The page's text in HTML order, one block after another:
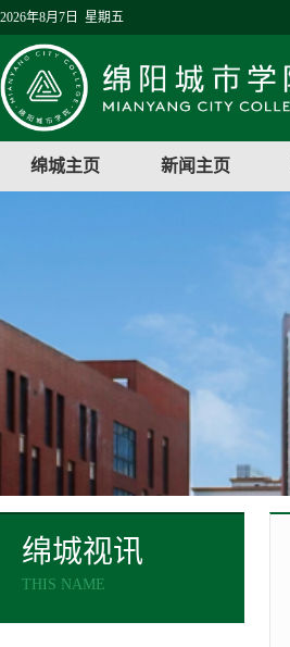
2026年8月7日 星期五
绵城主页 新闻主页
绵城视讯
THIS NAME